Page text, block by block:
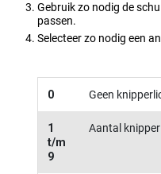
Gebruik zo nodig de
passen.
Selecteer zo nodig een
0 Geen
1
t/m
9
Aantal